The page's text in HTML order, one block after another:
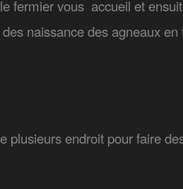
fermier vous accueil et
naissance des agneaux
plusieurs endroit pour faire